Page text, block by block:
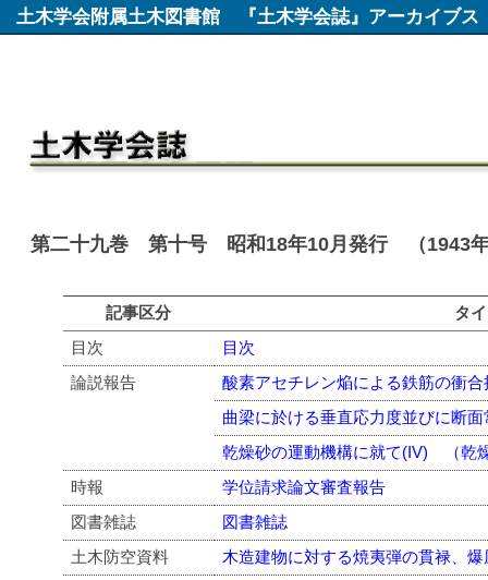
土木学会附属土木図書館 『土木学会誌』アーカイブス
第二十九巻 第十号 昭和18年10月発行 （1943
記事区分
タ
目次
目次
論説報告
酸素アセチレン焔による鉄筋の衝
曲梁に於ける垂直応力度並びに断
乾燥砂の運動機構に就て(IV) （乾
時報
学位請求論文審査報告
図書雑誌
図書雑誌
土木防空資料
木造建物に対する焼夷弾の貫禄、